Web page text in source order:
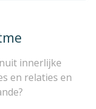
innerlijke
en relaties en